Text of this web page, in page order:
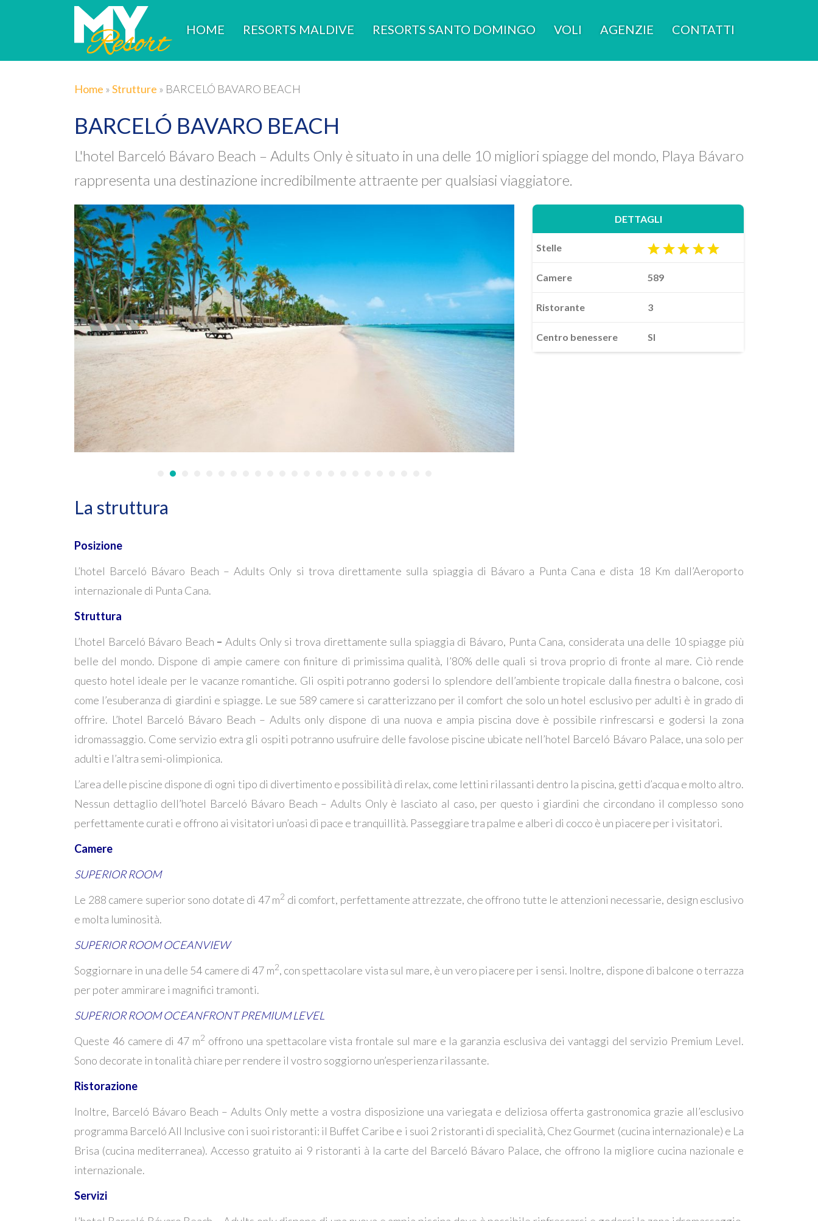
HOME RESORTS MALDIVE RESORTS SANTO DOMINGO VOLI AGENZIE CONTATTI
Home »Strutture » BARCELÓ BAVARO BEACH
BARCELÓ BAVARO BEACH
L'hotel Barceló Bávaro Beach – Adults Only è situato in una delle 10 migliori spiagge del mondo, Playa Bávaro
rappresenta una destinazione incredibilmente attraente per qualsiasi viaggiatore.
•
DETTAGLI
Stelle
Camere 589
Ristorante 3
Centro benessere SI
La struttura
Posizione
L’hotel Barceló Bávaro Beach – Adults Only si trova direttamente sulla spiaggia di Bávaro a Punta Cana e dista 18 Km dall’Aeroporto
internazionale di Punta Cana.
Struttura
L’hotel Barceló Bávaro Beach –Adults Only si trova direttamente sulla spiaggia di Bávaro, Punta Cana, considerata una delle 10 spiagge più
belle del mondo. Dispone di ampie camere con finiture di primissima qualità, l’80% delle quali si trova proprio di fronte al mare. Ciò rende
questo hotel ideale per le vacanze romantiche. Gli ospiti potranno godersi lo splendore dell’ambiente tropicale dalla finestra o balcone, così
come l’esuberanza di giardini e spiagge. Le sue 589 camere si caratterizzano per il comfort che solo un hotel esclusivo per adulti è in grado di
offrire. L’hotel Barceló Bávaro Beach – Adults only dispone di una nuova e ampia piscina dove è possibile rinfrescarsi e godersi la zona
idromassaggio. Come servizio extra gli ospiti potranno usufruire delle favolose piscine ubicate nell’hotel Barceló Bávaro Palace, una solo per
adulti e l’altra semi-olimpionica.
L’area delle piscine dispone di ogni tipo di divertimento e possibilità di relax, come lettini rilassanti dentro la piscina, getti d’acqua e molto altro.
Nessun dettaglio dell’hotel Barceló Bávaro Beach – Adults Only è lasciato al caso, per questo i giardini che circondano il complesso sono
perfettamente curati e offrono ai visitatori un’oasi di pace e tranquillità. Passeggiare tra palme e alberi di cocco è un piacere per i visitatori.
Camere
SUPERIOR ROOM
Le 288 camere superior sono dotate di 47 m2 di comfort, perfettamente attrezzate, che offrono tutte le attenzioni necessarie, design esclusivo
e molta luminosità.
SUPERIOR ROOM OCEANVIEW
Soggiornare in una delle 54 camere di 47 m2, con spettacolare vista sul mare, è un vero piacere per i sensi. Inoltre, dispone di balcone o terrazza
per poter ammirare i magnifici tramonti.
SUPERIOR ROOM OCEANFRONT PREMIUM LEVEL
Queste 46 camere di 47 m2 offrono una spettacolare vista frontale sul mare e la garanzia esclusiva dei vantaggi del servizio Premium Level.
Sono decorate in tonalità chiare per rendere il vostro soggiorno un’esperienza rilassante.
Ristorazione
Inoltre, Barceló Bávaro Beach – Adults Only mette a vostra disposizione una variegata e deliziosa offerta gastronomica grazie all’esclusivo
programma Barceló All Inclusive con i suoi ristoranti: il Buffet Caribe e i suoi 2 ristoranti di specialità, Chez Gourmet (cucina internazionale) e La
Brisa (cucina mediterranea). Accesso gratuito ai 9 ristoranti à la carte del Barceló Bávaro Palace, che offrono la migliore cucina nazionale e
internazionale.
Servizi